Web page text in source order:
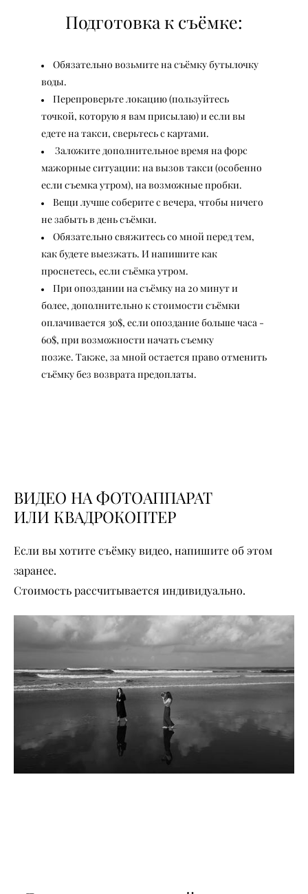
Подготовка к съёмке:
Обязательно возьмите на съёмку бутылочку
воды.
Перепроверьте локацию(пользуйтесь
точкой, которую я вам присылаю) и если вы
едете на такси, сверьтесь с картами.
Заложите дополнительное время на форс
мажорные ситуации: на вызов такси (особенно
если съемка утром), на возможные пробки.
Вещи лучше соберите с вечера, чтобы ничего
не забыть в день съёмки.
Обязательно свяжитесь со мной перед тем,
как будете выезжать. И напишите как
проснетесь, если съёмка утром.
При опоздании на съёмку на 20 минут и
более, дополнительно к стоимости съёмки
оплачивается 30$, если опоздание больше часа -
60$, при возможности начать съемку
позже. Также, за мной остается право отменить
съёмку без возврата предоплаты.
ВИДЕО НА ФОТОАППАРАТ
ИЛИ КВАДРОКОПТЕР
Если вы хотите съёмку видео, напишите об этом
заранее.
Стоимость рассчитывается индивидуально.